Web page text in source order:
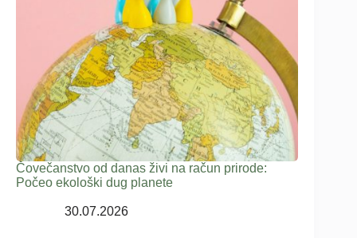
Čovečanstvo od danas živi na račun prirode:
Počeo ekološki dug planete
30.07.2026